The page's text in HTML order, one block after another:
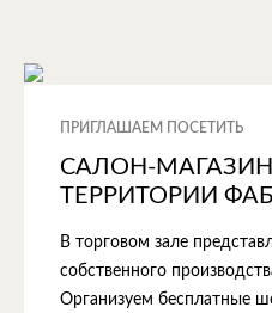
ПРИГЛАШАЕМ ПОСЕТИТЬ
САЛОН-
ТЕРРИТОРИИ
В торговом зале
собственного
Организуем бесплатные